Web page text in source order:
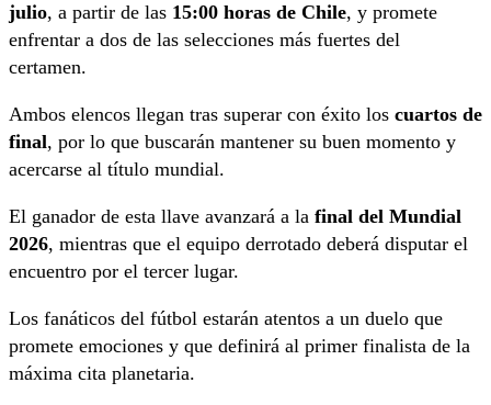
julio, a partir de las 15:00 horas de Chile, y promete
enfrentar a dos de las selecciones más fuertes del
certamen.
Ambos elencos llegan tras superar con éxito los cuartos de
final, por lo que buscarán mantener su buen momento y
acercarse al título mundial.
El ganador de esta llave avanzará a la final del Mundial
2026, mientras que el equipo derrotado deberá disputar el
encuentro por el tercer lugar.
Los fanáticos del fútbol estarán atentos a un duelo que
promete emociones y que definirá al primer finalista de la
máxima cita planetaria.